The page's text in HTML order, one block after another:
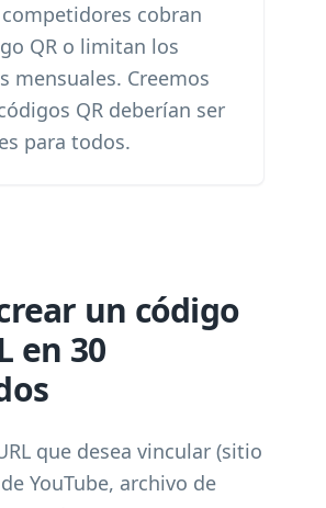
cobran
QR o limitan los
mensuales. Creemos
QR deberían ser
para todos.
un código
en 30
que desea vincular (sitio
YouTube, archivo de